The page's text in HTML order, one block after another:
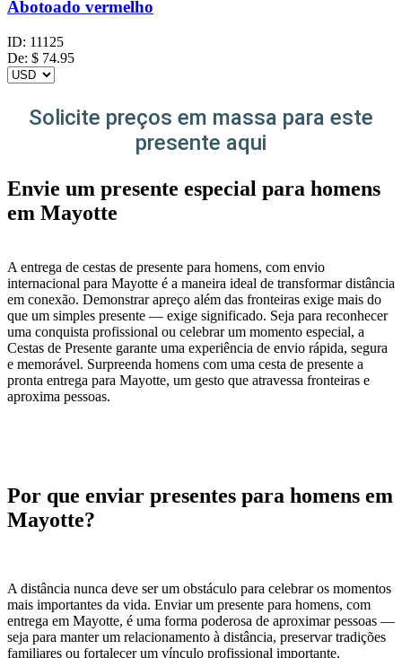
Abotoado vermelho
ID: 11125
De: $ 74.95
Solicite preços em massa para este
presente aqui
Envie um presente especial para homens
em Mayotte
A entrega de cestas de presente para homens, com envio
internacional para Mayotte é a maneira ideal de transformar distância
em conexão. Demonstrar apreço além das fronteiras exige mais do
que um simples presente — exige significado. Seja para reconhecer
uma conquista profissional ou celebrar um momento especial, a
Cestas de Presente garante uma experiência de envio rápida, segura
e memorável. Surpreenda homens com uma cesta de presente a
pronta entrega​ para Mayotte, um gesto que atravessa fronteiras e
aproxima pessoas.
Por que enviar presentes para homens em
Mayotte?
A distância nunca deve ser um obstáculo para celebrar os momentos
mais importantes da vida. Enviar um presente para homens, com
entrega em Mayotte, é uma forma poderosa de aproximar pessoas —
seja para manter um relacionamento à distância, preservar tradições
familiares ou fortalecer um vínculo profissional importante.